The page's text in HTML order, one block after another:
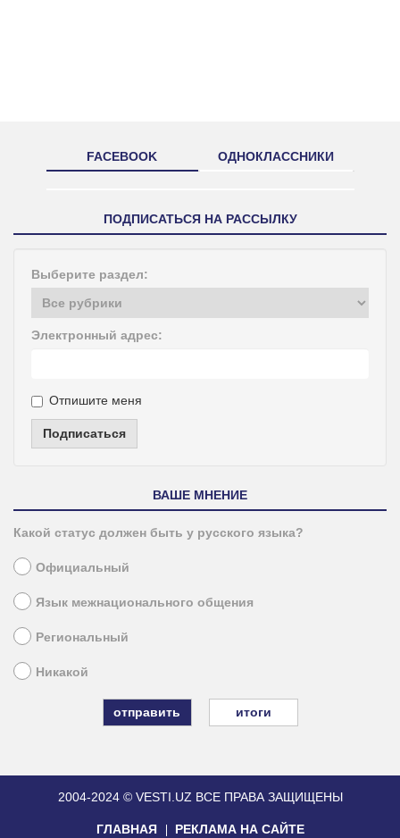
FACEBOOK ОДНОКЛАССНИКИ
ПОДПИСАТЬСЯ НА РАССЫЛКУ
Выберите раздел:
Электронный адрес:
Отпишите меня
Подписаться
ВАШЕ МНЕНИЕ
Какой статус должен быть у русского языка?
Официальный
Язык межнационального общения
Региональный
Никакой
итоги
2004-2024 © VESTI.UZ ВСЕ ПРАВА ЗАЩИЩЕНЫ
ГЛАВНАЯ РЕКЛАМА НА САЙТЕ